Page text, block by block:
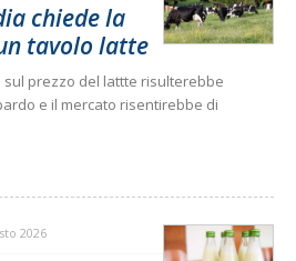
chiede la
tavolo latte
sul prezzo del lattte risulterebbe
e il mercato risentirebbe di
2026